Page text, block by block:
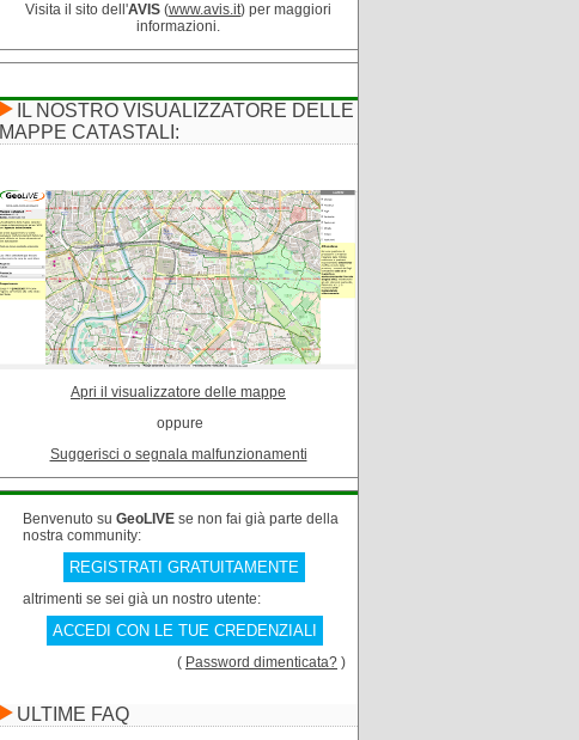
Visita il sito dell'AVIS (www.avis.it) per maggiori
informazioni.
IL NOSTRO VISUALIZZATORE DELLE
MAPPE CATASTALI:
Apri il visualizzatore delle mappe
oppure
Suggerisci o segnala malfunzionamenti
Benvenuto su GeoLIVE se non fai già parte della
nostra community:
REGISTRATI GRATUITAMENTE
altrimenti se sei già un nostro utente:
ACCEDI CON LE TUE CREDENZIALI
( Password dimenticata? )
ULTIME FAQ